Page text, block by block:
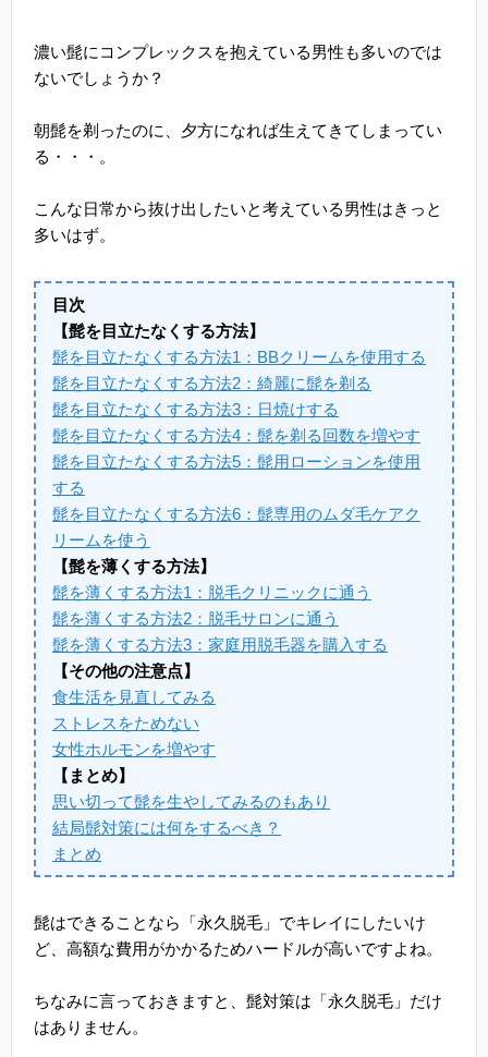
濃い髭にコンプレックスを抱えている男性も多いのでは
ないでしょうか？
朝髭を剃ったのに、夕方になれば生えてきてしまってい
る・・・。
こんな日常から抜け出したいと考えている男性はきっと
多いはず。
目次
【髭を目立たなくする方法】
髭を目立たなくする方法1：BBクリームを使用する
髭を目立たなくする方法2：綺麗に髭を剃る
髭を目立たなくする方法3：日焼けする
髭を目立たなくする方法4：髭を剃る回数を増やす
髭を目立たなくする方法5：髭用ローションを使用
する
髭を目立たなくする方法6：髭専用のムダ毛ケアク
リームを使う
【髭を薄くする方法】
髭を薄くする方法1：脱毛クリニックに通う
髭を薄くする方法2：脱毛サロンに通う
髭を薄くする方法3：家庭用脱毛器を購入する
【その他の注意点】
食生活を見直してみる
ストレスをためない
女性ホルモンを増やす
【まとめ】
思い切って髭を生やしてみるのもあり
結局髭対策には何をするべき？
まとめ
髭はできることなら「永久脱毛」でキレイにしたいけ
ど、高額な費用がかかるためハードルが高いですよね。
ちなみに言っておきますと、髭対策は「永久脱毛」だけ
はありません。